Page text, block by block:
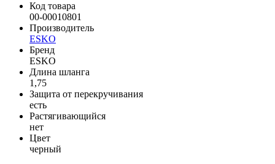
Код товара
00-00010801
Производитель
ESKO
Бренд
ESKO
Длина шланга
1,75
Защита от перекручивания
есть
Растягивающийся
нет
Цвет
черный